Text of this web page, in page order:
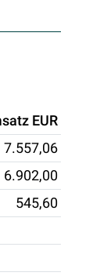
EUR
7.557,06
6.902,00
545,60